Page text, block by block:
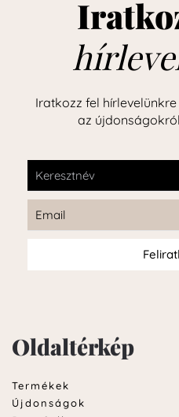
Iratkozz fel
az
Oldaltérkép
Termékek
Újdonságok